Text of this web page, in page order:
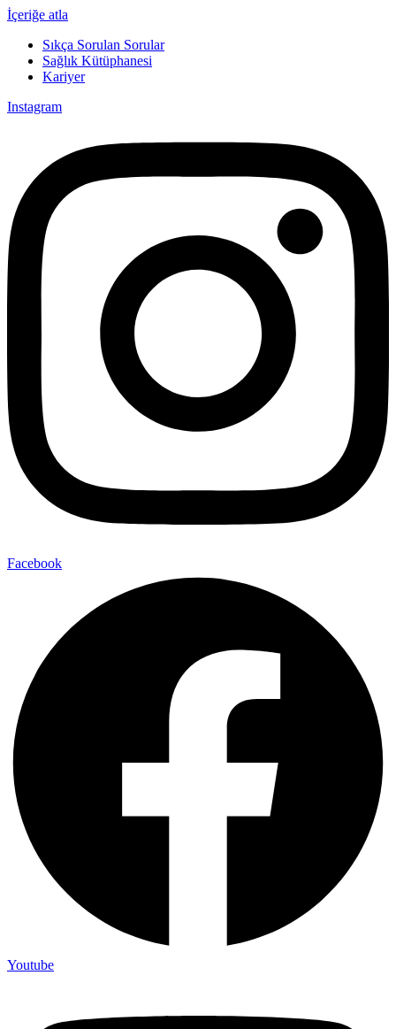
İçeriğe atla
Sıkça Sorulan Sorular
Sağlık Kütüphanesi
Kariyer
Instagram
Facebook
Youtube